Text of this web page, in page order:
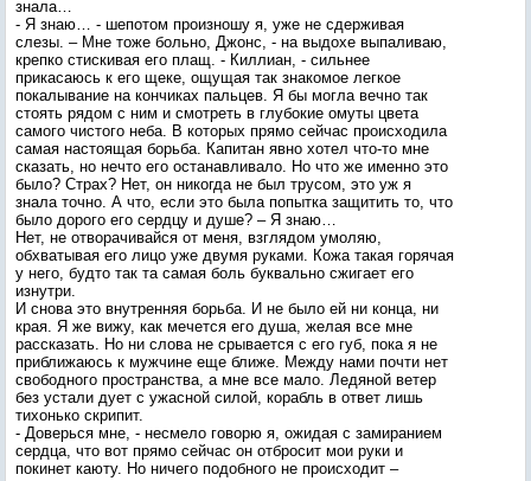
знала…
- Я знаю… - шепотом произношу я, уже не сдерживая
слезы. – Мне тоже больно, Джонс, - на выдохе выпаливаю,
крепко стискивая его плащ. - Киллиан, - сильнее
прикасаюсь к его щеке, ощущая так знакомое легкое
покалывание на кончиках пальцев. Я бы могла вечно так
стоять рядом с ним и смотреть в глубокие омуты цвета
самого чистого неба. В которых прямо сейчас происходила
самая настоящая борьба. Капитан явно хотел что-то мне
сказать, но нечто его останавливало. Но что же именно это
было? Страх? Нет, он никогда не был трусом, это уж я
знала точно. А что, если это была попытка защитить то, что
было дорого его сердцу и душе? – Я знаю…
Нет, не отворачивайся от меня, взглядом умоляю,
обхватывая его лицо уже двумя руками. Кожа такая горячая
у него, будто так та самая боль буквально сжигает его
изнутри.
И снова это внутренняя борьба. И не было ей ни конца, ни
края. Я же вижу, как мечется его душа, желая все мне
рассказать. Но ни слова не срывается с его губ, пока я не
приближаюсь к мужчине еще ближе. Между нами почти нет
свободного пространства, а мне все мало. Ледяной ветер
без устали дует с ужасной силой, корабль в ответ лишь
тихонько скрипит.
- Доверься мне, - несмело говорю я, ожидая с замиранием
сердца, что вот прямо сейчас он отбросит мои руки и
покинет каюту. Но ничего подобного не происходит –